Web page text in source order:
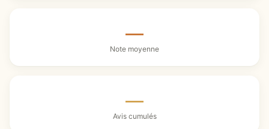
—
Note moyenne
—
Avis cumulés